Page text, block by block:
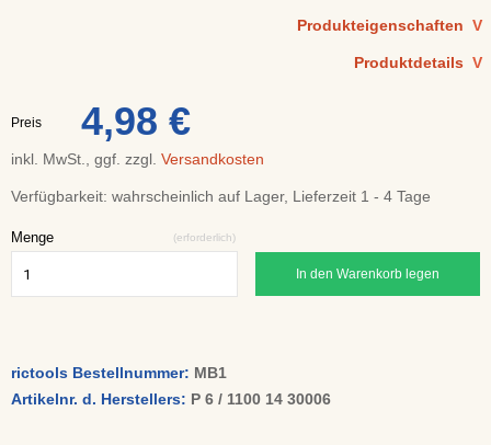
Produkteigenschaften V
Produktdetails V
Preis 4,98 €
inkl. MwSt., ggf. zzgl. Versandkosten
Verfügbarkeit: wahrscheinlich auf Lager, Lieferzeit 1 - 4 Tage
Menge (erforderlich)
In den Warenkorb legen
rictools Bestellnummer: MB1
Artikelnr. d. Herstellers: P 6 / 1100 14 30006